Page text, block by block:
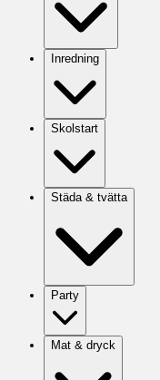
Inredning
Skolstart
Städa & tvätta
Party
Mat & dryck